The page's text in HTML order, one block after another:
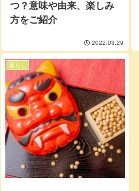
つ？意味や由来、楽しみ
方をご紹介
2022.03.29
暮らし